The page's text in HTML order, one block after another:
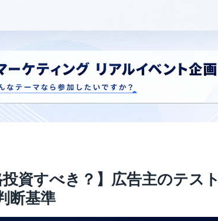
資すべき？】広告主のテス
断基準